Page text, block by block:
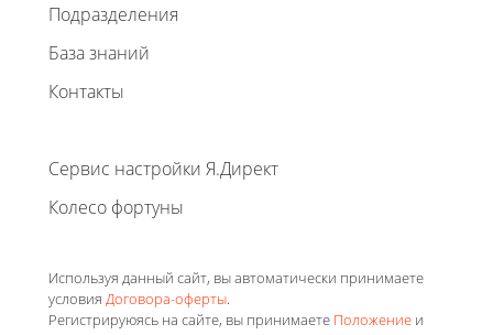
Подразделения
База знаний
Контакты
Сервис настройки Я.Директ
Колесо фортуны
Используя данный сайт, вы автоматически принимаете
условия Договора-оферты.
Регистрируюясь на сайте, вы принимаете Положение и